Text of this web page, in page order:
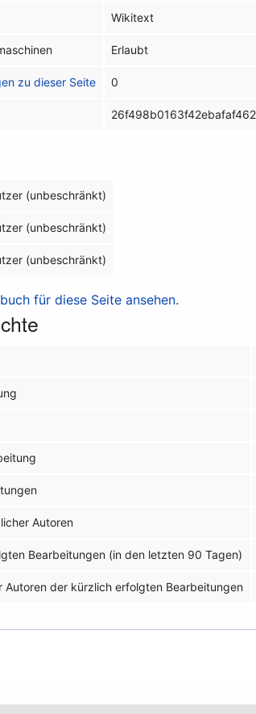
Wikitext
Erlaubt
zu dieser Seite 0
(unbeschränkt)
(unbeschränkt)
(unbeschränkt)
für diese Seite ansehen.
Autoren
Bearbeitungen (in den letzten 90 Tagen)
Autoren der kürzlich erfolgten Bearbeitungen